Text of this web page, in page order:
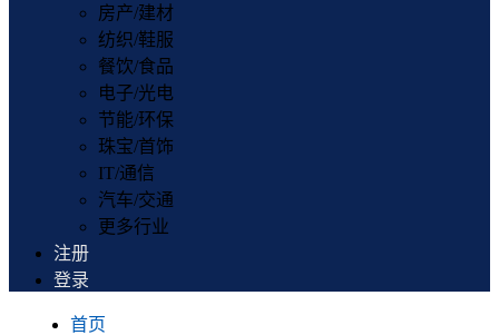
房产/建材
纺织/鞋服
餐饮/食品
电子/光电
节能/环保
珠宝/首饰
IT/通信
汽车/交通
更多行业
注册
登录
首页